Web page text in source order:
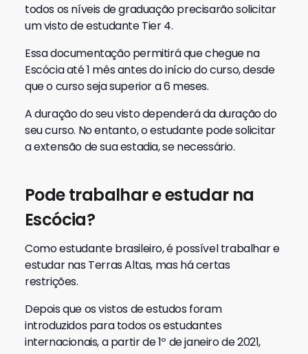
todos os níveis de graduação precisarão solicitar
um visto de estudante Tier 4.
Essa documentação permitirá que chegue na
Escócia até 1 mês antes do início do curso, desde
que o curso seja superior a 6 meses.
A duração do seu visto dependerá da duração do
seu curso. No entanto, o estudante pode solicitar
a extensão de sua estadia, se necessário.
Pode trabalhar e estudar na
Escócia?
Como estudante brasileiro, é possível trabalhar e
estudar nas Terras Altas, mas há certas
restrições.
Depois que os vistos de estudos foram
introduzidos para todos os estudantes
internacionais, a partir de 1º de janeiro de 2021,